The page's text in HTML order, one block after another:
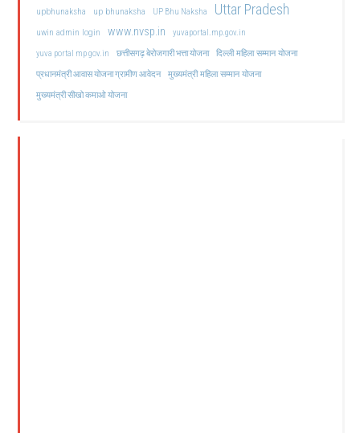
upbhunaksha up bhunaksha UP Bhu Naksha Uttar Pradesh
uwin admin login www.nvsp.in
yuvaportal.mp.gov.in
yuva portal mp gov.in
छत्तीसगढ़ बेरोजगारी भत्ता योजना दिल्ली महिला सम्मान योजना
प्रधानमंत्री आवास योजना ग्रामीण आवेदन मुख्यमंत्री महिला सम्मान योजना
मुख्यमंत्री सीखो कमाओ योजना